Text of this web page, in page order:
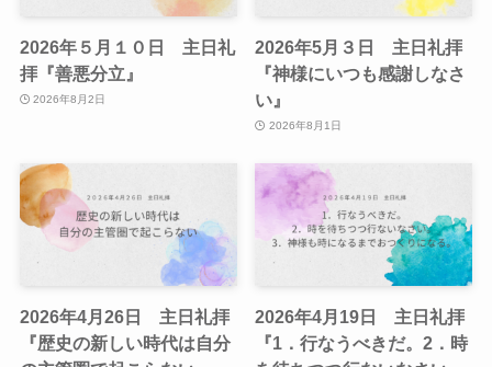
2026年５月１０日 主日礼
拝『善悪分立』
2026年8月2日
2026年5月３日 主日礼拝
『神様にいつも感謝しなさ
い』
2026年8月1日
2026年4月26日 主日礼拝
『歴史の新しい時代は自分
2026年4月19日 主日礼拝
『1．行なうべきだ。2．時